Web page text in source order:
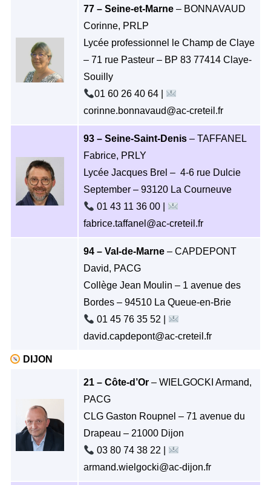
77 – Seine-et-Marne – BONNAVAUD
Corinne, PRLP
Lycée professionnel le Champ de Claye
– 71 rue Pasteur – BP 83 77414 Claye-
Souilly
01 60 26 40 64 |
corinne.bonnavaud@ac-creteil.fr
93 – Seine-Saint-Denis – TAFFANEL
Fabrice, PRLY
Lycée Jacques Brel – 4-6 rue Dulcie
September – 93120 La Courneuve
01 43 11 36 00 |
fabrice.taffanel@ac-creteil.fr
94 – Val-de-Marne – CAPDEPONT
David, PACG
Collège Jean Moulin – 1 avenue des
Bordes – 94510 La Queue-en-Brie
01 45 76 35 52
david.capdepont@ac-creteil.fr
DIJON
21 – Côte-d’Or – WIELGOCKI Armand,
PACG
CLG Gaston Roupnel – 71 avenue du
Drapeau – 21000 Dijon
03 80 74 38 22 |
armand.wielgocki@ac-dijon.fr